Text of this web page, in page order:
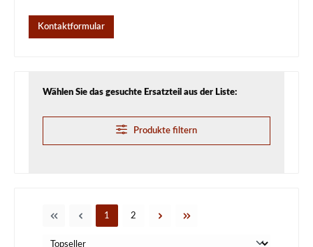
Kontaktformular
Wählen Sie das gesuchte Ersatzteil aus der Liste:
Produkte filtern
Seite
1 Seite
2